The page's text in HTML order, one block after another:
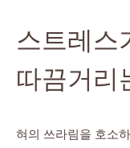
스트레스
따끔거리
혀의 쓰라림을 호소